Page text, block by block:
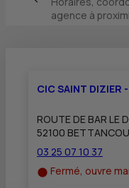
agence à
CIC SAINT DIZIER
ROUTE DE BAR LE
52100
03 25 07 10 37
Fermé, ouvre